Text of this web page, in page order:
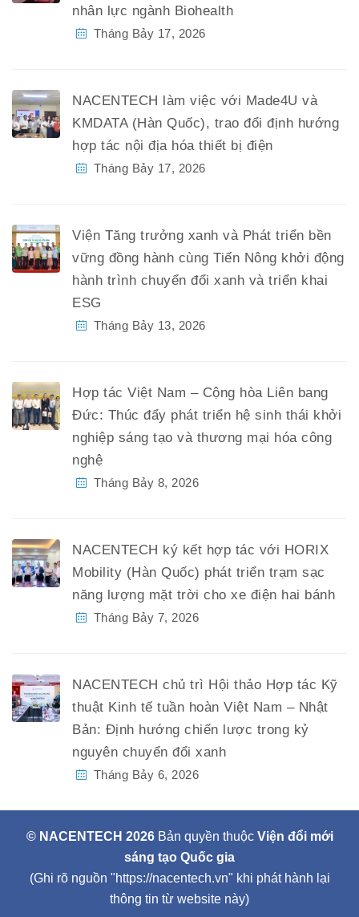
nhân lực ngành Biohealth
Tháng Bảy 17, 2026
NACENTECH làm việc với Made4U và
KMDATA (Hàn Quốc), trao đổi định hướng
hợp tác nội địa hóa thiết bị điện
Tháng Bảy 17, 2026
Viện Tăng trưởng xanh và Phát triển bền
vững đồng hành cùng Tiến Nông khởi động
hành trình chuyển đổi xanh và triển khai
ESG
Tháng Bảy 13, 2026
Hợp tác Việt Nam – Cộng hòa Liên bang
Đức: Thúc đẩy phát triển hệ sinh thái khởi
nghiệp sáng tạo và thương mại hóa công
nghệ
Tháng Bảy 8, 2026
NACENTECH ký kết hợp tác với HORIX
Mobility (Hàn Quốc) phát triển trạm sạc
năng lượng mặt trời cho xe điện hai bánh
Tháng Bảy 7, 2026
NACENTECH chủ trì Hội thảo Hợp tác Kỹ
thuật Kinh tế tuần hoàn Việt Nam – Nhật
Bản: Định hướng chiến lược trong kỷ
nguyên chuyển đổi xanh
Tháng Bảy 6, 2026
© NACENTECH 2026Bản quyền thuộc Viện đổi mới
sáng tạo Quốc gia
(Ghi rõ nguồn "https://nacentech.vn" khi phát hành lại
thông tin từ website này)